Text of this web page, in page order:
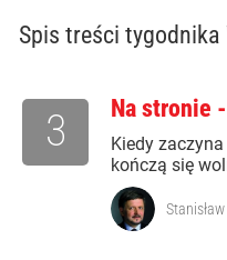
Spis treści tygodnika
Na stronie
Kiedy
kończą się
3